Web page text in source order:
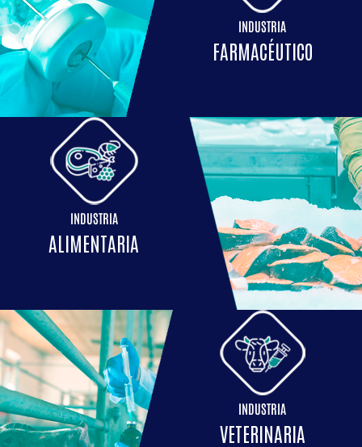
INDUSTRIA
FARMACÉUTICO
INDUSTRIA
ALIMENTARIA
INDUSTRIA
VETERINARIA